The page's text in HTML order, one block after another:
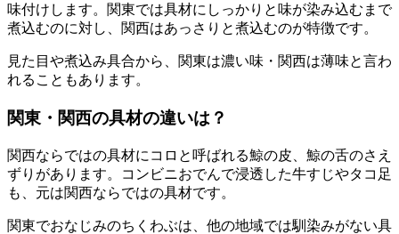
味付けします。関東では具材にしっかりと味が染み込むまで
煮込むのに対し、関西はあっさりと煮込むのが特徴です。
見た目や煮込み具合から、関東は濃い味・関西は薄味と言わ
れることもあります。
関東・関西の具材の違いは？
関西ならではの具材にコロと呼ばれる鯨の皮、鯨の舌のさえ
ずりがあります。コンビニおでんで浸透した牛すじやタコ足
も、元は関西ならではの具材です。
関東でおなじみのちくわぶは、他の地域では馴染みがない具